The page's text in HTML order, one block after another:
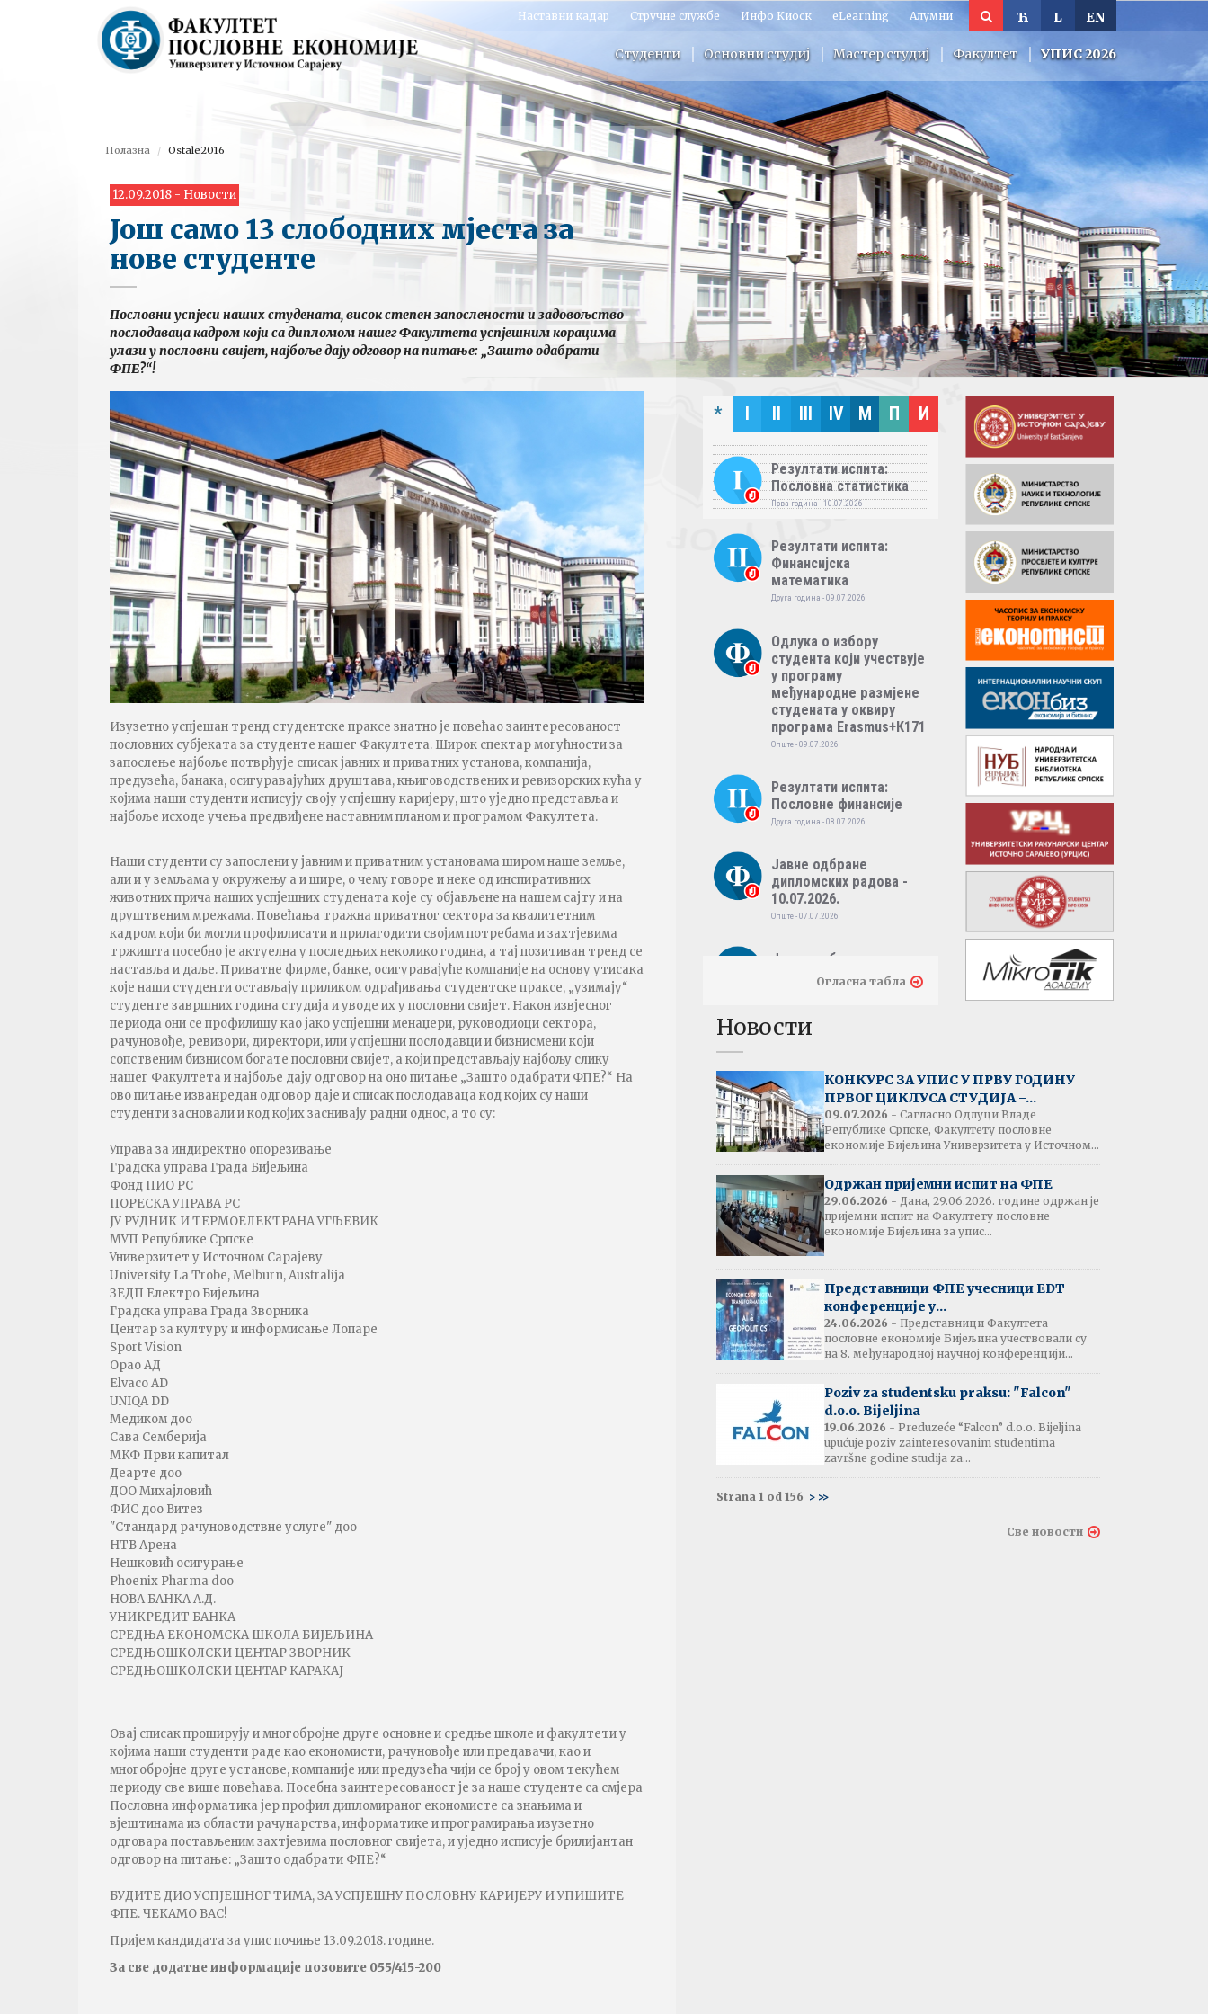
EN
L
Ћ
Наставни кадар Стручне службе Инфо Киоск eLearning Алумни
Студенти Основни студиј Мастер студиј Факултет УПИС 2026
Полазна Ostale2016
12.09.2018 - Новости
Још само 13 слободних мјеста за
нове студенте
Пословни успјеси наших студената, висок степен запослености и задовољство
послодаваца кадром који са дипломом нашег Факултета успјешним корацима
улази у пословни свијет, најбоље дају одговор на питање: „Зашто одабрати
ФПЕ?“!
Изузетно успјешан тренд студентске праксе знатно је повећао заинтересованост
пословних субјеката за студенте нашег Факултета. Широк спектар могућности за
запослење најбоље потврђује списак јавних и приватних установа, компанија,
предузећа, банака, осигуравајућих друштава, књиговодствених и ревизорских кућа у
којима наши студенти исписују своју успјешну каријеру, што уједно представља и
најбоље исходе учења предвиђене наставним планом и програмом Факултета.
Наши студенти су запослени у јавним и приватним установама широм наше земље,
али и у земљама у окружењу а и шире, о чему говоре и неке од инспиративних
животних прича наших успјешних студената које су објављене на нашем сајту и на
друштвеним мрежама. Повећања тражна приватног сектора за квалитетним
кадром који би могли профилисати и прилагодити својим потребама и захтјевима
тржишта посебно је актуелна у последњих неколико година, а тај позитиван тренд се
наставља и даље. Приватне фирме, банке, осигуравајуће компаније на основу утисака
које наши студенти остављају приликом одрађивања студентске праксе, „узимају“
студенте завршних година студија и уводе их у пословни свијет. Након извјесног
периода они се профилишу као јако успјешни менаџери, руководиоци сектора,
рачуновође, ревизори, директори, или успјешни послодавци и бизнисмени који
сопственим бизнисом богате пословни свијет, а који представљају најбољу слику
нашег Факултета и најбоље дају одговор на оно питање „Зашто одабрати ФПЕ?“ На
ово питање изванредан одговор даје и списак послодаваца код којих су наши
студенти засновали и код којих заснивају радни однос, а то су:
Управа за индиректно опорезивање
Градска управа Града Бијељина
Фонд ПИО РС
ПОРЕСКА УПРАВА РС
ЈУ РУДНИК И ТЕРМОЕЛЕКТРАНА УГЉЕВИК
МУП Републике Српске
Универзитет у Источном Сарајеву
University La Trobe, Melburn, Australija
ЗЕДП Електро Бијељина
Градска управа Града Зворника
Центар за културу и информисање Лопаре
Sport Vision
Орао АД
Elvaco AD
UNIQA DD
Медиком доо
Сава Семберија
МКФ Први капитал
Деарте доо
ДОО Михајловић
ФИС доо Витез
"Стандард рачуноводствне услуге" доо
НТВ Арена
Нешковић осигурање
Phoenix Pharma doo
НОВА БАНКА А.Д.
УНИКРЕДИТ БАНКА
СРЕДЊА ЕКОНОМСКА ШКОЛА БИЈЕЉИНА
СРЕДЊОШКОЛСКИ ЦЕНТАР ЗВОРНИК
СРЕДЊОШКОЛСКИ ЦЕНТАР КАРАКАЈ
Овај списак проширују и многобројне друге основне и средње школе и факултети у
којима наши студенти раде као економисти, рачуновође или предавачи, као и
многобројне друге установе, компаније или предузећа чији се број у овом текућем
периоду све више повећава. Посебна заинтересованост је за наше студенте са смјера
Пословна информатика јер профил дипломираног економисте са знањима и
вјештинама из области рачунарства, информатике и програмирања изузетно
одговара постављеним захтјевима пословног свијета, и уједно исписује брилијантан
одговор на питање: „Зашто одабрати ФПЕ?“
БУДИТЕ ДИО УСПЈЕШНОГ ТИМА, ЗА УСПЈЕШНУ ПОСЛОВНУ КАРИЈЕРУ И УПИШИТЕ
ФПЕ. ЧЕКАМО ВАС!
Пријем кандидата за упис почиње 13.09.2018. године.
За све додатне информације позовите 055/415-200
* I II III IV M П И
Резултати испита:
Пословна статистика
Прва година - 10.07.2026
Резултати испита:
Финансијска
математика
Друга година - 09.07.2026
Одлука о избору
студента који учествује
у програму
међународне размјене
студената у оквиру
програма Erasmus+К171
Опште - 09.07.2026
Резултати испита:
Пословне финансије
Друга година - 08.07.2026
Јавне одбране
дипломских радова -
10.07.2026.
Опште - 07.07.2026
Јавне одбране
дипломских радова -
Међународно пословно
финансирање
Четврта година - 07.07.2026
Резултати испита:
Међународна трговина
Трећа година - 07.07.2026
Обавјештење:
Издавање потврда
прије љетне паузе
Резултати испита:
Монетарна економија
Резултати испита и
термин усменог испита:
Енглески језик 2
Друга година - 03.07.2026
Огласна табла
Новости
КОНКУРС ЗА УПИС У ПРВУ ГОДИНУ
ПРВОГ ЦИКЛУСА СТУДИЈА –...
09.07.2026 - Сагласно Одлуци Владе
Републике Српске, Факултету пословне
економије Бијељина Универзитета у Источном...
Одржан пријемни испит на ФПЕ
29.06.2026 - Дана, 29.06.2026. године одржан је
пријемни испит на Факултету пословне
економије Бијељина за упис...
Представници ФПЕ учесници EDT
конференције у...
24.06.2026 - Представници Факултета
пословне економије Бијељина учествовали су
на 8. међународној научној конференцији...
Poziv za studentsku praksu: "Falcon"
d.o.o. Bijeljina
19.06.2026 - Preduzeće “Falcon” d.o.o. Bijeljina
upućuje poziv zainteresovanim studentima
završne godine studija za...
Strana 1 od 156 > >>
Све новости